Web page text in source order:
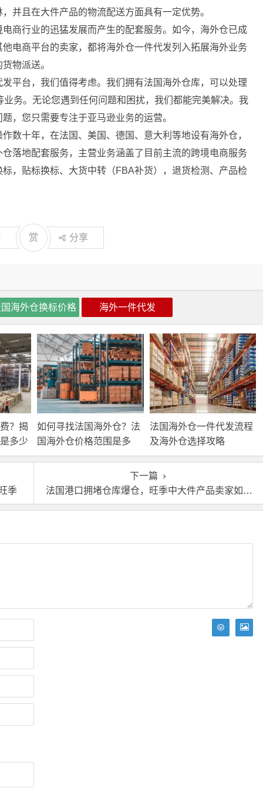
并且在大件产品的物流配送方面具有一定优势。
商行业的迅猛发展而产生的配套服务。如今，海外仓已成
电商平台的卖家，都将海外仓一件代发列入拓展海外业务
物派送。
平台，我们值得考虑。我们拥有法国海外仓库，可以处理
务。无论您遇到任何问题和困扰，我们都能完美解决。我
，您只需要专注于亚马逊业务的运营。
数十年，在法国、美国、德国、意大利等地设有海外仓，
落地配套服务，主营业务涵盖了目前主流的跨境电商服务
，贴标换标、大货中转（FBA补货），退货检测、产品检
赏 分享
海外仓换标价格 海外一件代发
？揭
多少
如何寻找法国海外仓？法
国海外仓价格范围是多
少？
法国海外仓一件代发流程
及海外仓选择攻略
季
下一篇
法国港口拥堵仓库爆仓，旺季中大件产品卖家如何应对！